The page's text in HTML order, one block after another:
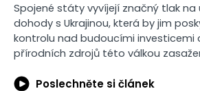
Spojené státy vyvíjejí značný tlak na
dohody s Ukrajinou, která by jim
kontrolu nad budoucími investicemi
přírodních zdrojů této válkou
Poslechněte si článek